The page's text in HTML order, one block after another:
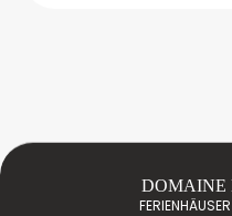
DOMAINE